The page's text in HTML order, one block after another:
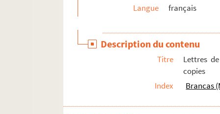
2833. Notes et documents sur l'église
2834. Noms d'ouvriers et d'artistes relevés
2835. Notes sur les temps préhistoriques,
2836. Notes de Léon Pigeotte sur la valeur de
2837. Notes de Léon Pigeotte sur différents
2838. Pièces relatives au remplacement du Dr
Langue
français
Description du contenu
Titre
Lettres
copies
Index
Brancas